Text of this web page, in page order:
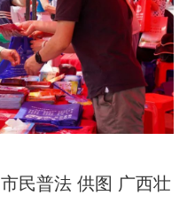
民普法 供图 广西壮